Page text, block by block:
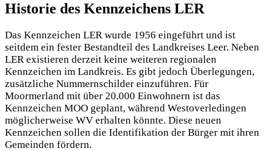
Historie des Kennzeichens LER
Das Kennzeichen LER wurde 1956 eingeführt und ist
seitdem ein fester Bestandteil des Landkreises Leer. Neben
LER existieren derzeit keine weiteren regionalen
Kennzeichen im Landkreis. Es gibt jedoch Überlegungen,
zusätzliche Nummernschilder einzuführen. Für
Moormerland mit über 20.000 Einwohnern ist das
Kennzeichen MOO geplant, während Westoverledingen
möglicherweise WV erhalten könnte. Diese neuen
Kennzeichen sollen die Identifikation der Bürger mit ihren
Gemeinden fördern.